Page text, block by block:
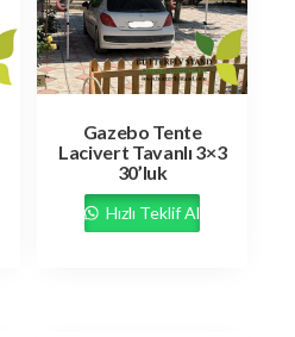
Gazebo Tente
Lacivert Tavanlı 3×3
30’luk
Hızlı Teklif Al